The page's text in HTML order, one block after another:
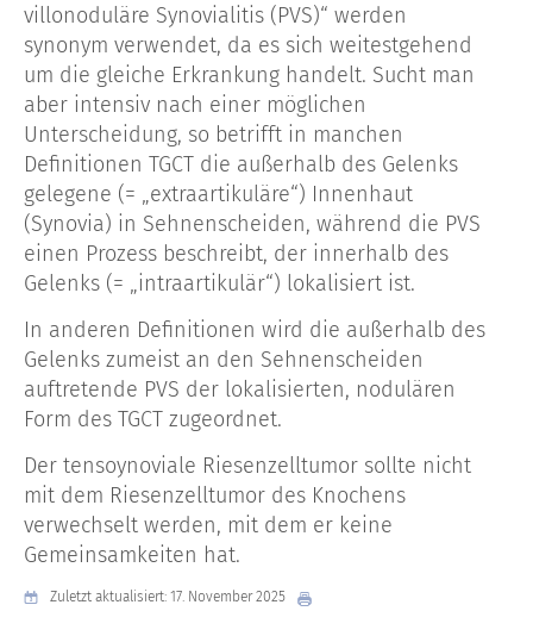
villonoduläre Synovialitis (PVS)“ werden
synonym verwendet, da es sich weitestgehend
um die gleiche Erkrankung handelt. Sucht man
aber intensiv nach einer möglichen
Unterscheidung, so betrifft in manchen
Definitionen TGCT die außerhalb des Gelenks
gelegene (= „extraartikuläre“) Innenhaut
(Synovia) in Sehnenscheiden, während die PVS
einen Prozess beschreibt, der innerhalb des
Gelenks (= „intraartikulär“) lokalisiert ist.
In anderen Definitionen wird die außerhalb des
Gelenks zumeist an den Sehnenscheiden
auftretende PVS der lokalisierten, nodulären
Form des TGCT zugeordnet.
Der tensoynoviale Riesenzelltumor sollte nicht
mit dem Riesenzelltumor des Knochens
verwechselt werden, mit dem er keine
Gemeinsamkeiten hat.
Zuletzt aktualisiert: 17. November 2025